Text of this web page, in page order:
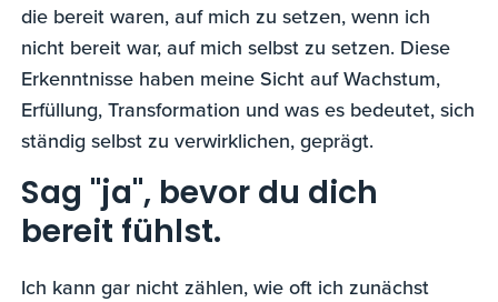
die bereit waren, auf mich zu setzen, wenn ich
nicht bereit war, auf mich selbst zu setzen. Diese
Erkenntnisse haben meine Sicht auf Wachstum,
Erfüllung, Transformation und was es bedeutet, sich
ständig selbst zu verwirklichen, geprägt.
Sag "ja", bevor du dich
bereit fühlst.
Ich kann gar nicht zählen, wie oft ich zunächst